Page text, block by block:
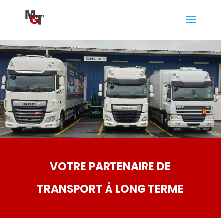
VOTRE PARTENAIRE DE
TRANSPORT À LONG TERME